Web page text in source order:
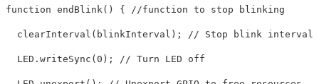
function endBlink() { //function to stop blinking
  clearInterval(blinkInterval); // Stop blink intervals
  LED.writeSync(0); // Turn LED off